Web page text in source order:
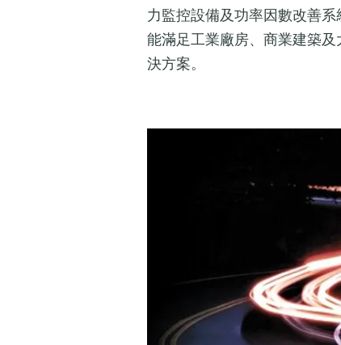
力監控設備及功率因數改善
能滿足工業廠房、商業建築
決方案。